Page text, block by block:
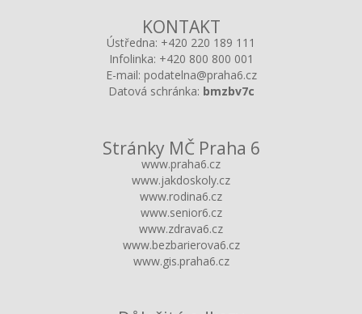
KONTAKT
Ústředna: +420 220 189 111
Infolinka: +420 800 800 001
E-mail: podatelna@praha6.cz
Datová schránka: bmzbv7c
Stránky MČ Praha 6
www.praha6.cz
www.jakdoskoly.cz
www.rodina6.cz
www.senior6.cz
www.zdrava6.cz
www.bezbarierova6.cz
www.gis.praha6.cz